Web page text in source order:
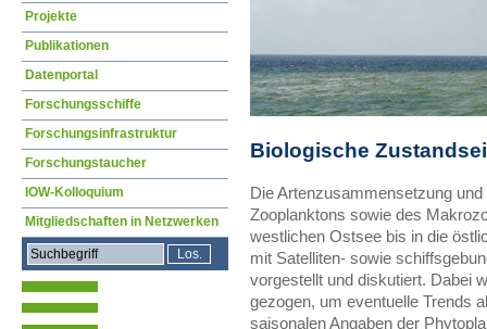
Biologische
Die Artenzusammensetzung
Zooplanktons sowie des
westlichen Ostsee bis in die
mit Satelliten- sowie
vorgestellt und diskutiert. Dabei
gezogen, um eventuelle Trends
saisonalen Angaben der
Projekte
Publikationen
Datenportal
Forschungsschiffe
Forschungsinfrastruktur
Forschungstaucher
IOW-Kolloquium
Mitgliedschaften in Netzwerken